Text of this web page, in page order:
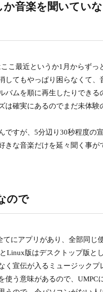
音楽を聞いてい
こ最近というか1月からずっ
してもやっぱり困らなくて
バムを順に再生したりできる
確実にあるのでまだ未体験
すが、5分辺り30秒程度の
きな音楽だけを延々聞く事が
ので
にアプリがあり、全部同じ
Linux版はデスクトップ版と
く宣伝が入るミュージックプ
う意味があるので、UMPC